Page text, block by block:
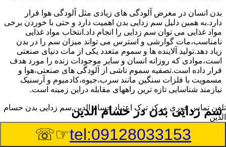
بدن انسان در معرض آلودگی های زیادی مثل آلودگی هوا قرار
دارد.به همین دلیل سم زدایی بدن اهمیت دارد و حتی با خوردن برخی
مواد غذایی می توان سم زدایی را انجام داد.انتخاب مواد غذایی
نامناسب،مات گوارشی و استرس می تواند میزان سم را در بدن
زیاد دهد.تولید آلاینده ها و سموم متعدد یکی از مات دنیای صنعتی
است،موادی که روزانه انسان و سایر موجودات زنده را مورد هدف
قرار داده است.تصفیه سموم ناشی از آلودگی های صنعتی،هوا و
مسمویت با فلزات سنگین مانند سرب،جیوه،کادمیوم و آرسنیک
نیازمند شناسایی تازه ترین راههای مقابله دراین زمینه است.
سم زدایی بدن در حسام الدین
سم از کجا وارد بدن ما می شوند؟ با استفاده از چه روش
هایی می توان این سم مضر را از بدن خارج کرد؟
تلفن تماس فوری مرکز ترک اعتیاد حسام الدین,سم زدایی بدن حسام
الدین
tel:09128033153
☞☏